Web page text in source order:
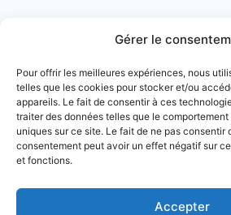
Gérer le
Pour offrir les meilleures expériences, nous
telles que les cookies pour stocker et/ou
appareils. Le fait de consentir à ces
traiter des données telles que le
uniques sur ce site. Le fait de ne pas consentir
consentement peut avoir un effet négatif sur
et fonctions.
Accepter
livreaero
legrandtipi
leconomizeur